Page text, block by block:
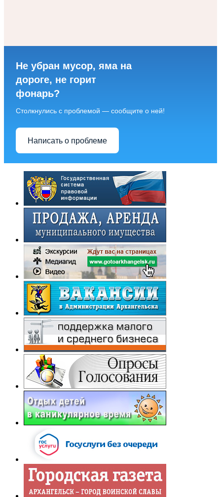
Не убран мусор, яма на
дороге, не горит
фонарь?
Столкнулись с проблемой — сообщите о ней!
Написать о проблеме